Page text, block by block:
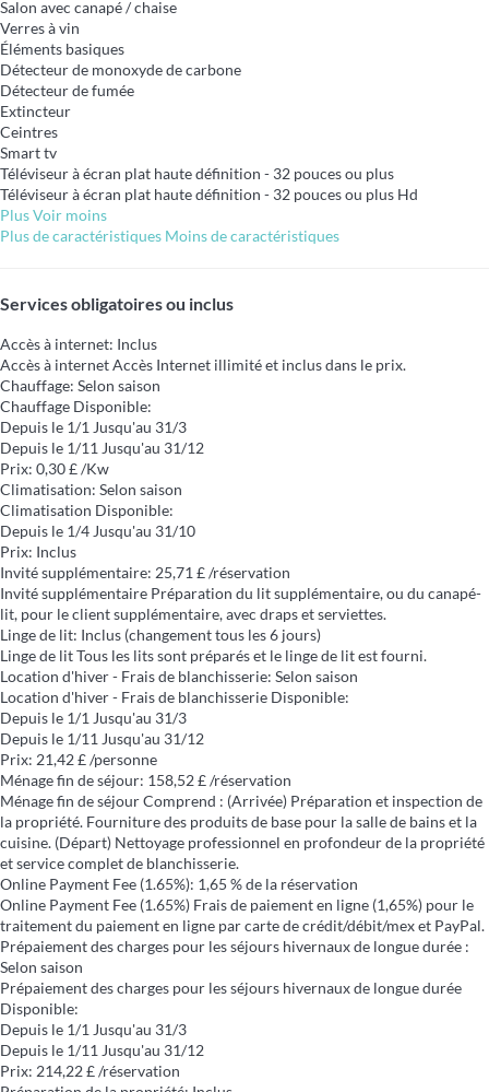
Salon avec canapé / chaise
Verres à vin
Éléments basiques
Détecteur de monoxyde de carbone
Détecteur de fumée
Extincteur
Ceintres
Smart tv
Téléviseur à écran plat haute définition - 32 pouces ou plus
Téléviseur à écran plat haute définition - 32 pouces ou plus Hd
PlusVoir moins
Plus de caractéristiques Moins de caractéristiques
Services obligatoires ou inclus
Accès à internet: Inclus
Accès à internetAccès Internet illimité et inclus dans le prix.
Chauffage: Selon saison
Chauffage Disponible:
Depuis le 1/1 Jusqu'au 31/3
Depuis le 1/11 Jusqu'au 31/12
Prix: 0,30 £ /Kw
Climatisation: Selon saison
Climatisation Disponible:
Depuis le 1/4 Jusqu'au 31/10
Prix: Inclus
Invité supplémentaire: 25,71 £ /réservation
Invité supplémentaire Préparation du lit supplémentaire, ou du canapé-
lit, pour le client supplémentaire, avec draps et serviettes.
Linge de lit: Inclus (changement tous les 6 jours)
Linge de litTous les lits sont préparés et le linge de lit est fourni.
Location d'hiver - Frais de blanchisserie: Selon saison
Location d'hiver - Frais de blanchisserie Disponible:
Depuis le 1/1 Jusqu'au 31/3
Depuis le 1/11 Jusqu'au 31/12
Prix: 21,42 £ /personne
Ménage fin de séjour: 158,52 £ /réservation
Ménage fin de séjourComprend : (Arrivée) Préparation et inspection de
la propriété. Fourniture des produits de base pour la salle de bains et la
cuisine. (Départ) Nettoyage professionnel en profondeur de la propriété
et service complet de blanchisserie.
Online Payment Fee (1.65%): 1,65 % de la réservation
Online Payment Fee (1.65%) Frais de paiement en ligne (1,65%) pour le
traitement du paiement en ligne par carte de crédit/débit/mex et PayPal.
Prépaiement des charges pour les séjours hivernaux de longue durée :
Selon saison
Prépaiement des charges pour les séjours hivernaux de longue durée
Disponible:
Depuis le 1/1 Jusqu'au 31/3
Depuis le 1/11 Jusqu'au 31/12
Prix: 214,22 £ /réservation